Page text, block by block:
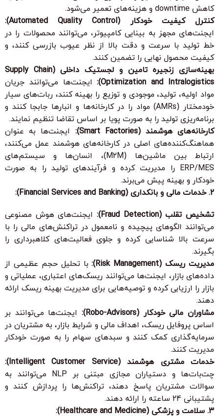
کاهش downtime و هزینه‌های تعمیر می‌شود.
کنترل کیفیت خودکار (Automated Quality Control):
ایجنت‌های مجهز به بینایی کامپیوتر، می‌توانند محصولات را در
خط تولید با سرعت و دقت بالا از نظر عیوب بازرسی کنند، و
کیفیت محصول نهایی را تضمین کنند.
بهینه‌سازی زنجیره تامین و لجستیک داخلی (Supply Chain
Optimization and Intralogistics): ایجنت‌ها می‌توانند جریان
مواد اولیه، تولید، موجودی و توزیع را بهینه کنند، ربات‌های سیار
خودمختار (AMRs) مواد را در کارخانه‌ها و انبارها جابجا کنند و
برنامه‌ریزی تولید را به صورت پویا بر اساس تقاضا تنظیم نمایند.
کارخانه‌های هوشمند (Smart Factories):
ایجنت‌ها به عنوان
هماهنگ‌کننده‌های اصلی در کارخانه‌های هوشمند عمل می‌کنند،
ارتباط بین ماشین‌ها (M2M)، انسان‌ها و سیستم‌های
ERP/MES را مدیریت کرده و فرآیندهای تولید را به صورت
خودکار و بهینه پیش می‌برند.
2. خدمات مالی و بانکداری (Financial Services and Banking):
تشخیص تقلب (Fraud Detection):
ایجنت‌های هوش مصنوعی
می‌توانند الگوهای پیچیده و نامعمول در تراکنش‌های مالی را با
سرعت بالا شناسایی کرده و جلوی فعالیت‌های کلاهبرداری را
بگیرند.
مدیریت ریسک (Risk Management):
با تحلیل حجم عظیمی از
داده‌های بازار، ایجنت‌ها می‌توانند ریسک‌های اعتباری، عملیاتی و
بازار را ارزیابی کرده و توصیه‌هایی برای مدیریت بهینه ریسک ارائه
دهند.
مشاوران مالی خودکار (Robo-Advisors):
ایجنت‌ها می‌توانند بر
اساس پروفایل ریسک، اهداف مالی و شرایط بازار، به مشتریان در
سرمایه‌گذاری کمک کنند و سبدهای سهام را به صورت خودکار
مدیریت کنند.
خدمات مشتری هوشمند (Intelligent Customer Service):
چت‌بات‌ها و دستیاران مجازی مبتنی بر NLP می‌توانند به
سوالات مشتریان پاسخ دهند، تراکنش‌ها را پردازش کنند و
پشتیبانی 24 ساعته را ارائه دهند.
3. سلامت و پزشکی (Healthcare and Medicine):